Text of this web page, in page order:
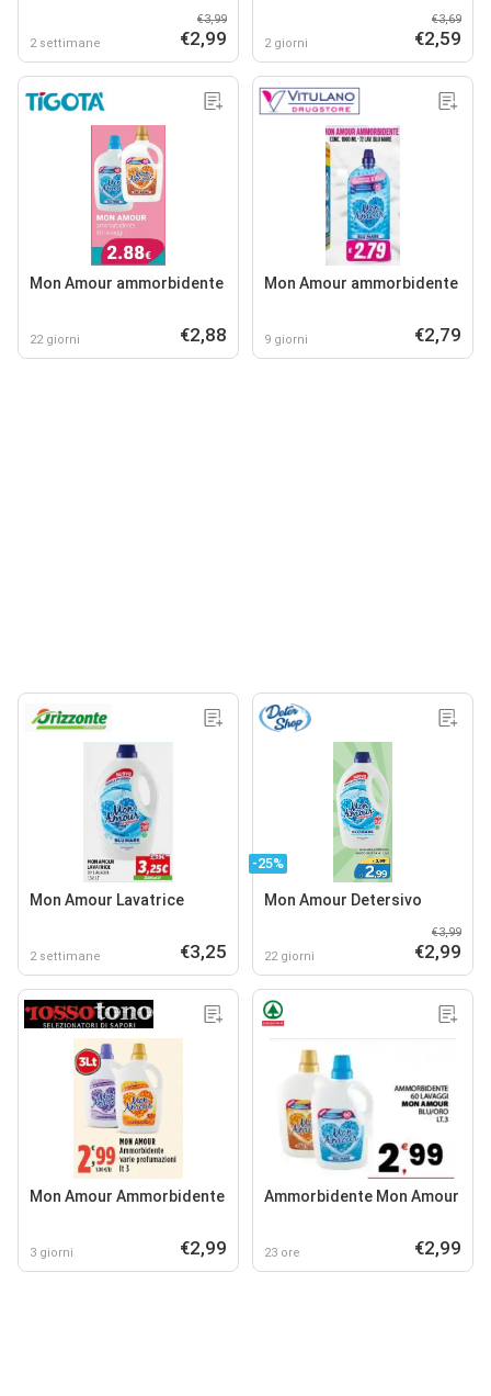
2 settimane
€3,99
€2,99 2 giorni
€3,69
€2,59
Mon Amour ammorbidente
22 giorni €2,88
Mon Amour ammorbidente
9 giorni €2,79
Mon Amour Lavatrice
2 settimane €3,25
-25%
Mon Amour Detersivo
22 giorni
€3,99
€2,99
Mon Amour Ammorbidente
3 giorni €2,99
Ammorbidente Mon Amour
23 ore €2,99